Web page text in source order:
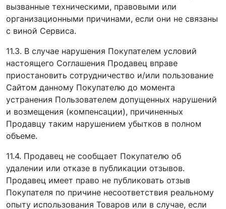
вызванные техническими, правовыми или
организационными причинами, если они не связаны
с виной Сервиса.
11.3. В случае нарушения Покупателем условий
настоящего Соглашения Продавец вправе
приостановить сотрудничество и/или пользование
Сайтом данному Покупателю до момента
устранения Пользователем допущенных нарушений
и возмещения (компенсации), причиненных
Продавцу таким нарушением убытков в полном
объеме.
11.4. Продавец не сообщает Покупателю об
удалении или отказе в публикации отзывов.
Продавец имеет право не публиковать отзыв
Покупателя по причине несоответствия реальному
опыту использования Товаров или в случае, если